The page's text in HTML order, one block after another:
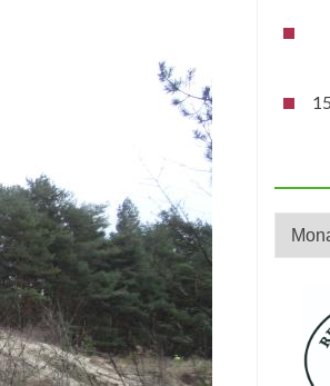
Archiv